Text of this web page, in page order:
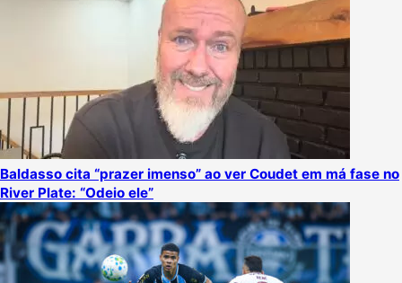
Baldasso cita “prazer imenso” ao ver Coudet em má fase no
River Plate: “Odeio ele”